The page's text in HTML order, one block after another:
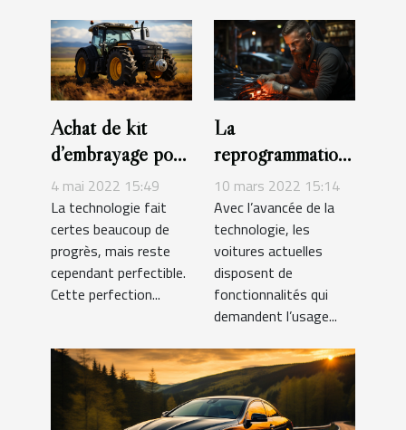
Achat de kit
d’embrayage pour
tracteur : que
faut-il savoir ?
4 mai 2022 15:49
La technologie fait
certes beaucoup de
progrès, mais reste
cependant perfectible.
Cette perfection...
La
reprogrammation
auto : tout ce qu’il
faut savoir
10 mars 2022 15:14
Avec l’avancée de la
technologie, les
voitures actuelles
disposent de
fonctionnalités qui
demandent l’usage...